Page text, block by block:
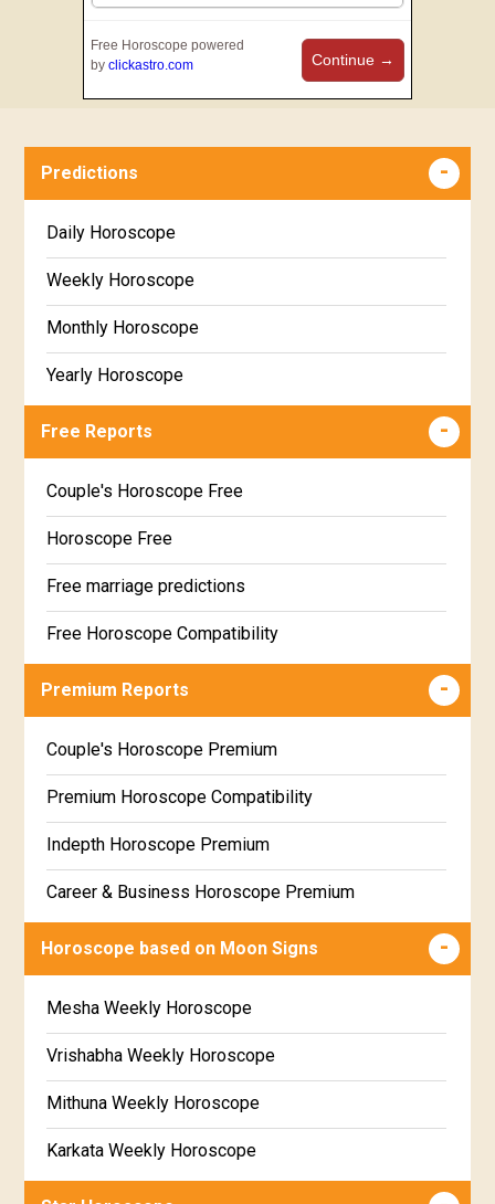
Free Horoscope powered
by clickastro.com Continue →
Predictions
Daily Horoscope
Weekly Horoscope
Monthly Horoscope
Yearly Horoscope
Free Reports
Couple's Horoscope Free
Horoscope Free
Free marriage predictions
Free Horoscope Compatibility
Career & Business Horoscope Free
Free Daily Rashiphal
Free Weekly Rashifal
Free Star Horoscope
Free panchanga Predictions
Free Chinese Horoscope
Free Personal Horoscope
Free Chinese Compatibility
Free Numerology Report
Premium Reports
Couple's Horoscope Premium
Premium Horoscope Compatibility
Indepth Horoscope Premium
Career & Business Horoscope Premium
Numerology Premium Report
Premium Gem Recommendation Report
Premium Ugadi Prediction
Premium Yoga Predictions
Premium Super Horoscope
Horoscope based on Moon Signs
Mesha Weekly Horoscope
Vrishabha Weekly Horoscope
Mithuna Weekly Horoscope
Karkata Weekly Horoscope
Simha Weekly Horoscope